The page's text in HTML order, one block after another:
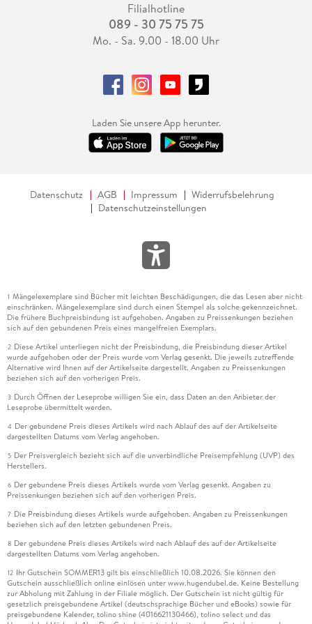
Filialhotline
089 - 30 75 75 75
Mo. - Sa. 9.00 - 18.00 Uhr
Laden Sie unsere App herunter.
Datenschutz AGB Impressum
Widerrufsbelehrung
Datenschutzeinstellungen
1 Mängelexemplare sind Bücher mit leichten Beschädigungen, die das Lesen aber nicht
einschränken. Mängelexemplare sind durch einen Stempel als solche gekennzeichnet.
Die frühere Buchpreisbindung ist aufgehoben. Angaben zu Preissenkungen beziehen
sich auf den gebundenen Preis eines mangelfreien Exemplars.
2 Diese Artikel unterliegen nicht der Preisbindung, die Preisbindung dieser Artikel
wurde aufgehoben oder der Preis wurde vom Verlag gesenkt. Die jeweils zutreffende
Alternative wird Ihnen auf der Artikelseite dargestellt. Angaben zu Preissenkungen
beziehen sich auf den vorherigen Preis.
3 Durch Öffnen der Leseprobe willigen Sie ein, dass Daten an den Anbieter der
Leseprobe übermittelt werden.
4 Der gebundene Preis dieses Artikels wird nach Ablauf des auf der Artikelseite
dargestellten Datums vom Verlag angehoben.
5 Der Preisvergleich bezieht sich auf die unverbindliche Preisempfehlung (UVP) des
Herstellers.
6 Der gebundene Preis dieses Artikels wurde vom Verlag gesenkt. Angaben zu
Preissenkungen beziehen sich auf den vorherigen Preis.
7 Die Preisbindung dieses Artikels wurde aufgehoben. Angaben zu Preissenkungen
beziehen sich auf den letzten gebundenen Preis.
8 Der gebundene Preis dieses Artikels wird nach Ablauf des auf der Artikelseite
dargestellten Datums vom Verlag angehoben.
12 Ihr Gutschein SOMMER13 gilt bis einschließlich 10.08.2026. Sie können den
Gutschein ausschließlich online einlösen unter www.hugendubel.de. Keine Bestellung
zur Abholung mit Zahlung in der Filiale möglich. Der Gutschein ist nicht gültig für
gesetzlich preisgebundene Artikel (deutschsprachige Bücher und eBooks) sowie für
preisgebundene Kalender, tolino shine (4016621130466), tolino select und das